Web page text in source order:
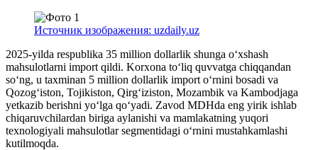
Источник изображения: uzdaily.uz
2025-yilda respublika 35 million dollarlik shunga oʻxshash
mahsulotlarni import qildi. Korxona toʻliq quvvatga chiqqandan
soʻng, u taxminan 5 million dollarlik import oʻrnini bosadi va
Qozogʻiston, Tojikiston, Qirgʻiziston, Mozambik va Kambodjaga
yetkazib berishni yoʻlga qoʻyadi. Zavod MDHda eng yirik ishlab
chiqaruvchilardan biriga aylanishi va mamlakatning yuqori
texnologiyali mahsulotlar segmentidagi oʻrnini mustahkamlashi
kutilmoqda.